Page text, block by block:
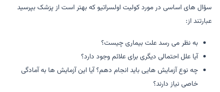
سؤال های اساسی در مورد کولیت اولسراتیو که بهتر است از پزشک بپرسید
عبارتند از:
به نظر می رسد علت بیماری چیست؟
آیا علل احتمالی دیگری برای علائم وجود دارد؟
چه نوع آزمایش هایی باید انجام دهم؟ آیا این آزمایش ها به آمادگی
خاصی نیاز دارند؟